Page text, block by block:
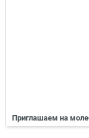
Приглашаем на